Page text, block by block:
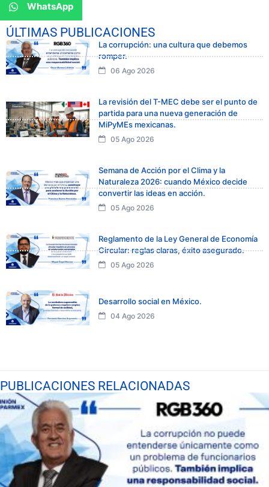
WhatsApp
ÚLTIMAS PUBLICACIONES
La corrupción: una cultura que debemos
romper.
06 Ago 2026
La revisión del T-MEC debe ser el punto de
partida para una nueva generación de
MiPyMEs mexicanas.
05 Ago 2026
Semana de Acción por el Clima y la
Naturaleza 2026: cuando México decide
convertir las ideas en acción.
05 Ago 2026
Reglamento de la Ley General de Economía
Circular: reglas claras, éxito asegurado.
05 Ago 2026
Desarrollo social en México.
04 Ago 2026
PUBLICACIONES RELACIONADAS